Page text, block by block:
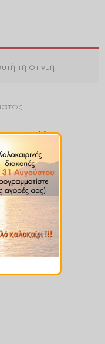
τη στιγμή.